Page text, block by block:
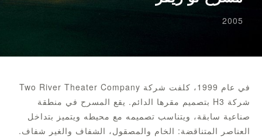
2005
في عام 1999، كلفت شركة Two River Theater Company
شركة H3 بتصميم مقرها الدائم. يقع المسرح في منطقة
صناعية سابقة، ويتناسب تصميمه مع محيطه ويتميز بتداخل
العناصر المتناقضة: الخام والمصقول، الشفاف والغير شفاف.